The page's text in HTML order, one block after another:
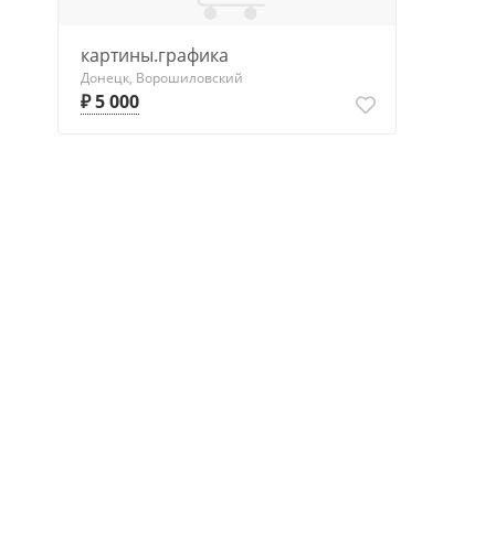
картины.графика
Донецк, Ворошиловский
₽ 5 000